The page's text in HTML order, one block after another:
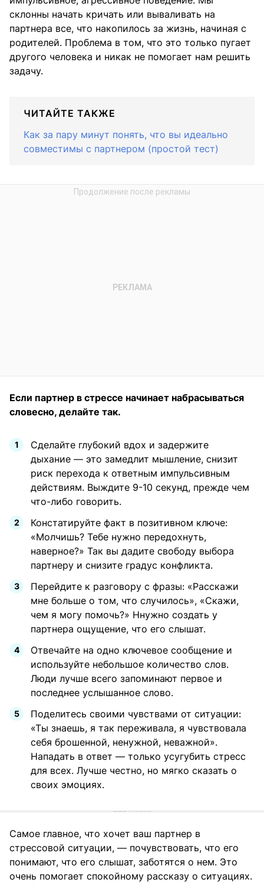
склонны начать кричать или вываливать на
партнера все, что накопилось за жизнь, начиная с
родителей. Проблема в том, что это только пугает
другого человека и никак не помогает нам решить
задачу.
ЧИТАЙТЕ ТАКЖЕ
Как за пару минут понять, что вы идеально
совместимы с партнером (простой тест)
Если партнер в стрессе начинает набрасываться
словесно, делайте так.
Сделайте глубокий вдох и задержите
дыхание — это замедлит мышление, снизит
риск перехода к ответным импульсивным
действиям. Выждите 9-10 секунд, прежде чем
что-либо говорить.
Констатируйте факт в позитивном ключе:
«Молчишь? Тебе нужно передохнуть,
наверное?» Так вы дадите свободу выбора
партнеру и снизите градус конфликта.
Перейдите к разговору с фразы: «Расскажи
мне больше о том, что случилось», «Скажи,
чем я могу помочь?» Ннужно создать у
партнера ощущение, что его слышат.
Отвечайте на одно ключевое сообщение и
используйте небольшое количество слов.
Люди лучше всего запоминают первое и
последнее услышанное слово.
Поделитесь своими чувствами от ситуации:
«Ты знаешь, я так переживала, я чувствовала
себя брошенной, ненужной, неважной».
Нападать в ответ — только усугубить стресс
для всех. Лучше честно, но мягко сказать о
своих эмоциях.
Самое главное, что хочет ваш партнер в
стрессовой ситуации, — почувствовать, что его
понимают, что его слышат, заботятся о нем. Это
очень помогает спокойному рассказу о ситуациях.